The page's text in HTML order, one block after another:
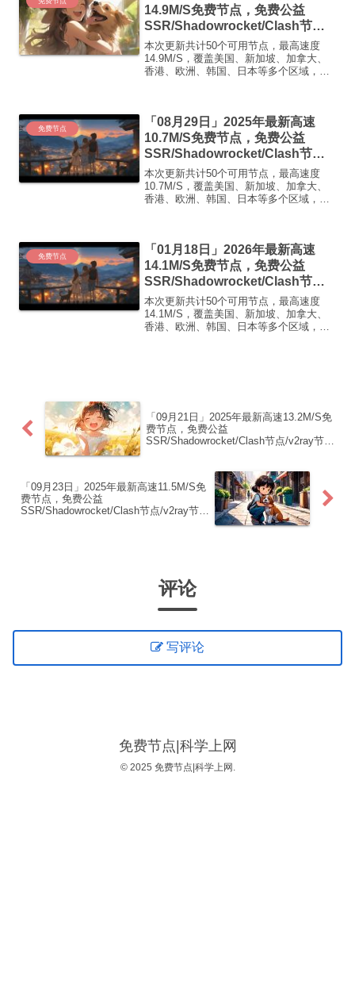
14.9M/S免费节点，免费公益
SSR/Shadowrocket/Clash节
点/v2ray节点|免费订阅|免费梯子|
免费机场
本次更新共计50个可用节点，最高速度
14.9M/S，覆盖美国、新加坡、加拿大、
香港、欧洲、韩国、日本等多个区域，复
FR666)...
免费节点
「08月29日」2025年最新高速
10.7M/S免费节点，免费公益
SSR/Shadowrocket/Clash节
点/v2ray节点|免费订阅|免费梯子
本次更新共计50个可用节点，最高速度
10.7M/S，覆盖美国、新加坡、加拿大、
香港、欧洲、韩国、日本等多个区域，复
免费节点
「01月18日」2026年最新高速
14.1M/S免费节点，免费公益
SSR/Shadowrocket/Clash节
点/v2ray节点|免费订阅|免费梯子|
免费机场
本次更新共计50个可用节点，最高速度
14.1M/S，覆盖美国、新加坡、加拿大、
香港、欧洲、韩国、日本等多个区域，复
「09月21日」2025年最新高速13.2M/S免
费节点，免费公益
SSR/Shadowrocket/Clash节点/v2ray节
「09月23日」2025年最新高速11.5M/S免
费节点，免费公益
SSR/Shadowrocket/Clash节点/v2ray节
评论
写评论
免费节点|科学上网
© 2025 免费节点|科学上网.